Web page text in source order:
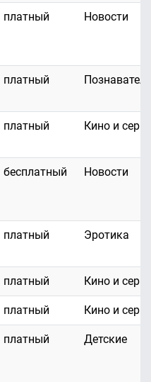
платный Новости
платный
платный Кино и
бесплатный Новости
платный Эротика
платный Кино и
платный Кино и
платный Детские